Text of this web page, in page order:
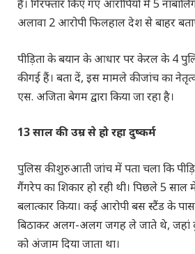
है। गिरफ्तार किए गए आरोपियों में 5
अलावा 2 आरोपी फिलहाल देश से बाहर
पीड़िता के बयान के आधार पर केरल के 4
की गई हैं। बता दें, इस मामले की जांच का
एस. अजिता बेगम द्वारा किया जा रहा है।
13 साल की उम्र से हो रहा दुष्कर्म
पुलिस की शुरुआती जांच में पता चला कि
गैंगरेप का शिकार हो रही थी। पिछले 5
बलात्कार किया। कई आरोपी बस स्टैंड के
बिठाकर अलग-अलग जगह ले जाते थे, जहां
को अंजाम दिया जाता था।